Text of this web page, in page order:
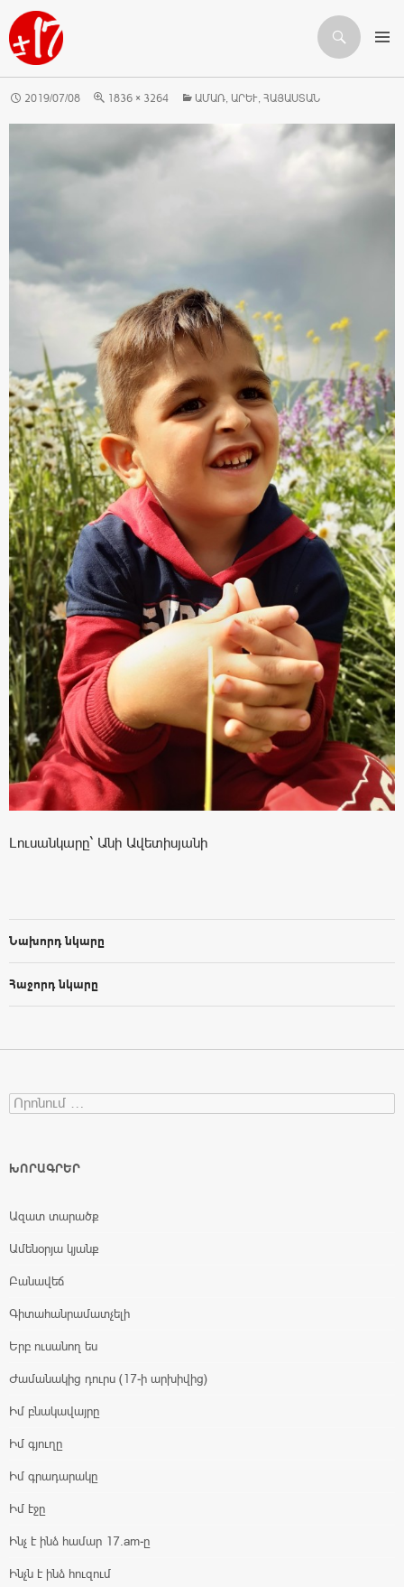
Որոնում
ԱՆՑՆԵԼ ԲՈՎԱՆԴԱԿՈՒԹՅԱՆԸ
2019/07/08 1836 × 3264 ԱՄԱՌ, ԱՐԵՒ, ՀԱՅԱՍՏԱՆ
Լուսանկարը` Անի Ավետիսյանի
Նախորդ նկարը
Հաջորդ նկարը
Search for:
ԽՈՐԱԳՐԵՐ
Ազատ տարածք
Ամենօրյա կյանք
Բանավեճ
Գիտահանրամատչելի
Երբ ուսանող ես
Ժամանակից դուրս (17-ի արխիվից)
Իմ բնակավայրը
Իմ գյուղը
Իմ գրադարակը
Իմ էջը
Ինչ է ինձ համար 17.am-ը
Ինչն է ինձ հուզում